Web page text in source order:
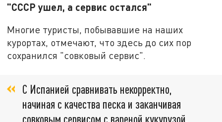
"СССР ушел, а сервис остался"
Многие туристы, побывавшие на наших
курортах, отмечают, что здесь до сих пор
сохранился "совковый сервис".
С Испанией сравнивать некорректно,
начиная с качества песка и заканчивая
совковым сервисом с вареной кукурузой,